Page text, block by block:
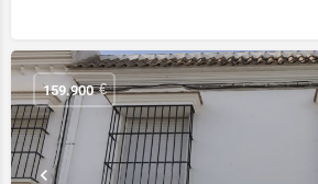
159.900 €